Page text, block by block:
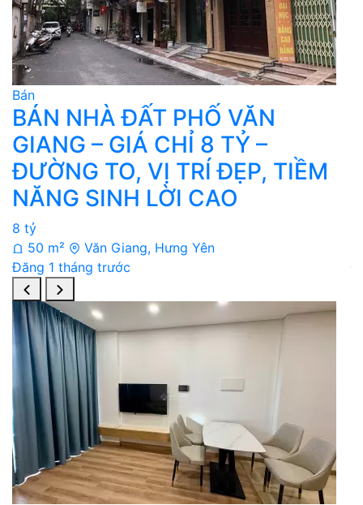
Bán
BÁN NHÀ ĐẤT PHỐ VĂN
GIANG – GIÁ CHỈ 8 TỶ –
ĐƯỜNG TO, VỊ TRÍ ĐẸP, TIỀM
NĂNG SINH LỜI CAO
8 tỷ
50 m²
Văn Giang, Hưng Yên
Đăng 1 tháng trước